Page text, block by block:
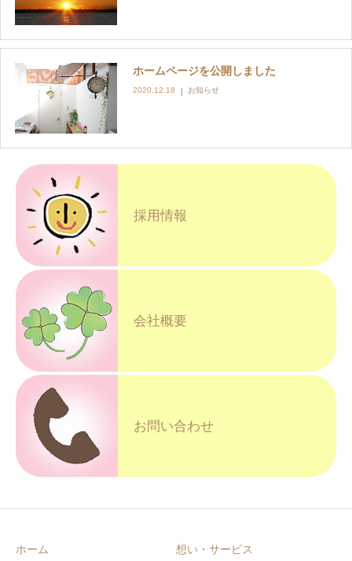
ホームページを公開しました
2020.12.18 お知らせ
採用情報
会社概要
お問い合わせ
ホーム 想い・サービス